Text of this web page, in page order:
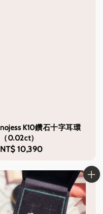
nojess K10鑽石十字耳環
（0.02ct）
Regular
NT$ 10,390